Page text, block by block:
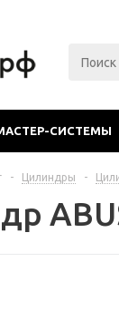
СИСТЕМЫ
- Цилиндры -